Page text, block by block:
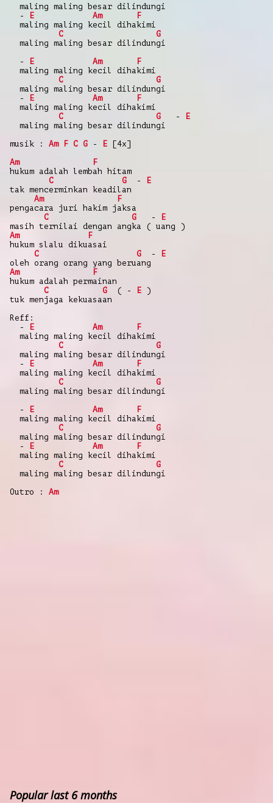
maling maling besar dilindungi
-
E Am
F
maling maling kecil dihakimi
C
G
maling maling besar dilindungi
-
E Am
F
maling maling kecil dihakimi
C
G
maling maling besar dilindungi
-
E Am
F
maling maling kecil dihakimi
C
G -
E
maling maling besar dilindungi
musik : Am F C G - E [4x]
Am
F
hukum adalah lembah hitam
C
G -
E
tak mencerminkan keadilan
Am
F
pengacara juri hakim jaksa
C
G -
E
masih ternilai dengan angka ( uang )
Am
F
hukum slalu dikuasai
C
G -
E
oleh orang orang yang beruang
Am
F
hukum adalah permainan
C
G ( - E )
tuk menjaga kekuasaan
Reff:
-
E Am
F
maling maling kecil dihakimi
C
G
maling maling besar dilindungi
-
E Am
F
maling maling kecil dihakimi
C
G
maling maling besar dilindungi
-
E Am
F
maling maling kecil dihakimi
C
G
maling maling besar dilindungi
-
E Am
F
maling maling kecil dihakimi
C
G
maling maling besar dilindungi
Outro : Am
Popular last 6 months